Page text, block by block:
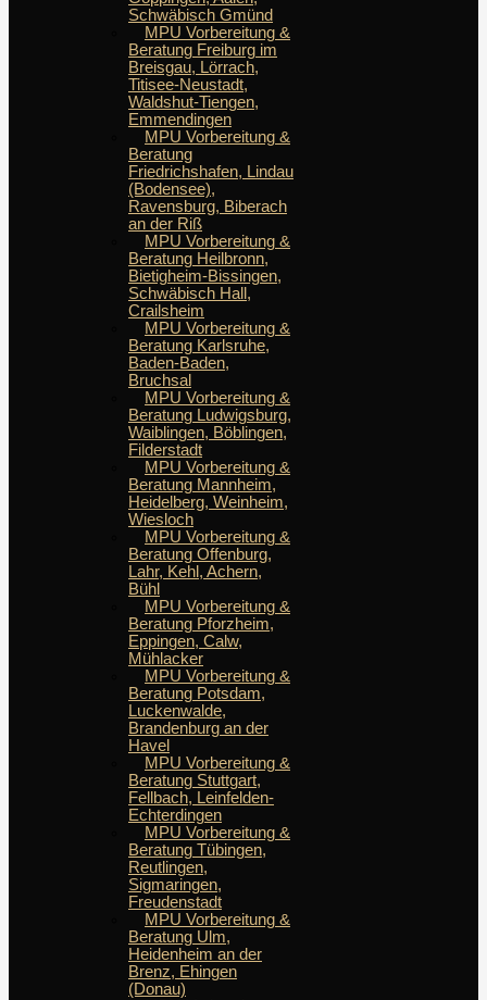
Schwäbisch Gmünd
MPU Vorbereitung &
Beratung Freiburg im
Breisgau, Lörrach,
Titisee-Neustadt,
Waldshut-Tiengen,
Emmendingen
MPU Vorbereitung &
Beratung
Friedrichshafen, Lindau
(Bodensee),
Ravensburg, Biberach
an der Riß
MPU Vorbereitung &
Beratung Heilbronn,
Bietigheim-Bissingen,
Schwäbisch Hall,
Crailsheim
MPU Vorbereitung &
Beratung Karlsruhe,
Baden-Baden,
Bruchsal
MPU Vorbereitung &
Beratung Ludwigsburg,
Waiblingen, Böblingen,
Filderstadt
MPU Vorbereitung &
Beratung Mannheim,
Heidelberg, Weinheim,
Wiesloch
MPU Vorbereitung &
Beratung Offenburg,
Lahr, Kehl, Achern,
Bühl
MPU Vorbereitung &
Beratung Pforzheim,
Eppingen, Calw,
Mühlacker
MPU Vorbereitung &
Beratung Potsdam,
Luckenwalde,
Brandenburg an der
Havel
MPU Vorbereitung &
Beratung Stuttgart,
Fellbach, Leinfelden-
Echterdingen
MPU Vorbereitung &
Beratung Tübingen,
Reutlingen,
Sigmaringen,
Freudenstadt
MPU Vorbereitung &
Beratung Ulm,
Heidenheim an der
Brenz, Ehingen
(Donau)